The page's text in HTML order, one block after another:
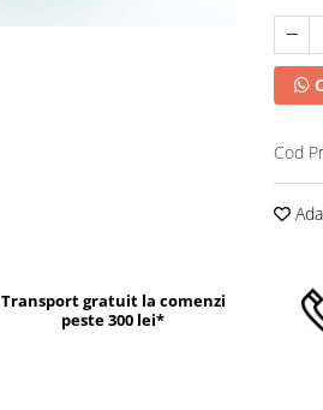
Cod
Transport gratuit la comenzi
peste 300 lei*